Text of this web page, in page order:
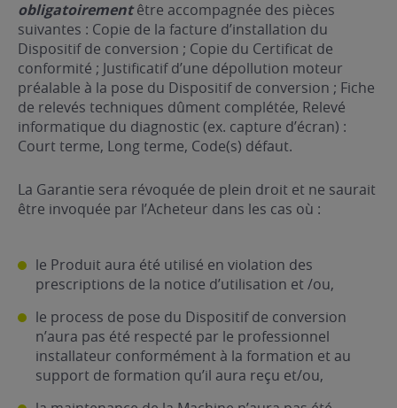
obligatoirementêtre accompagnée des pièces
suivantes : Copie de la facture d’installation du
Dispositif de conversion ; Copie du Certificat de
conformité ; Justificatif d’une dépollution moteur
préalable à la pose du Dispositif de conversion ; Fiche
de relevés techniques dûment complétée, Relevé
informatique du diagnostic (ex. capture d’écran) :
Court terme, Long terme, Code(s) défaut.
La Garantie sera révoquée de plein droit et ne saurait
être invoquée par l’Acheteur dans les cas où :
le Produit aura été utilisé en violation des
prescriptions de la notice d’utilisation et /ou,
le process de pose du Dispositif de conversion
n’aura pas été respecté par le professionnel
installateur conformément à la formation et au
support de formation qu’il aura reçu et/ou,